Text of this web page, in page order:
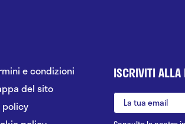
e condizioni
del sito
policy
ISCRIVITI ALLA